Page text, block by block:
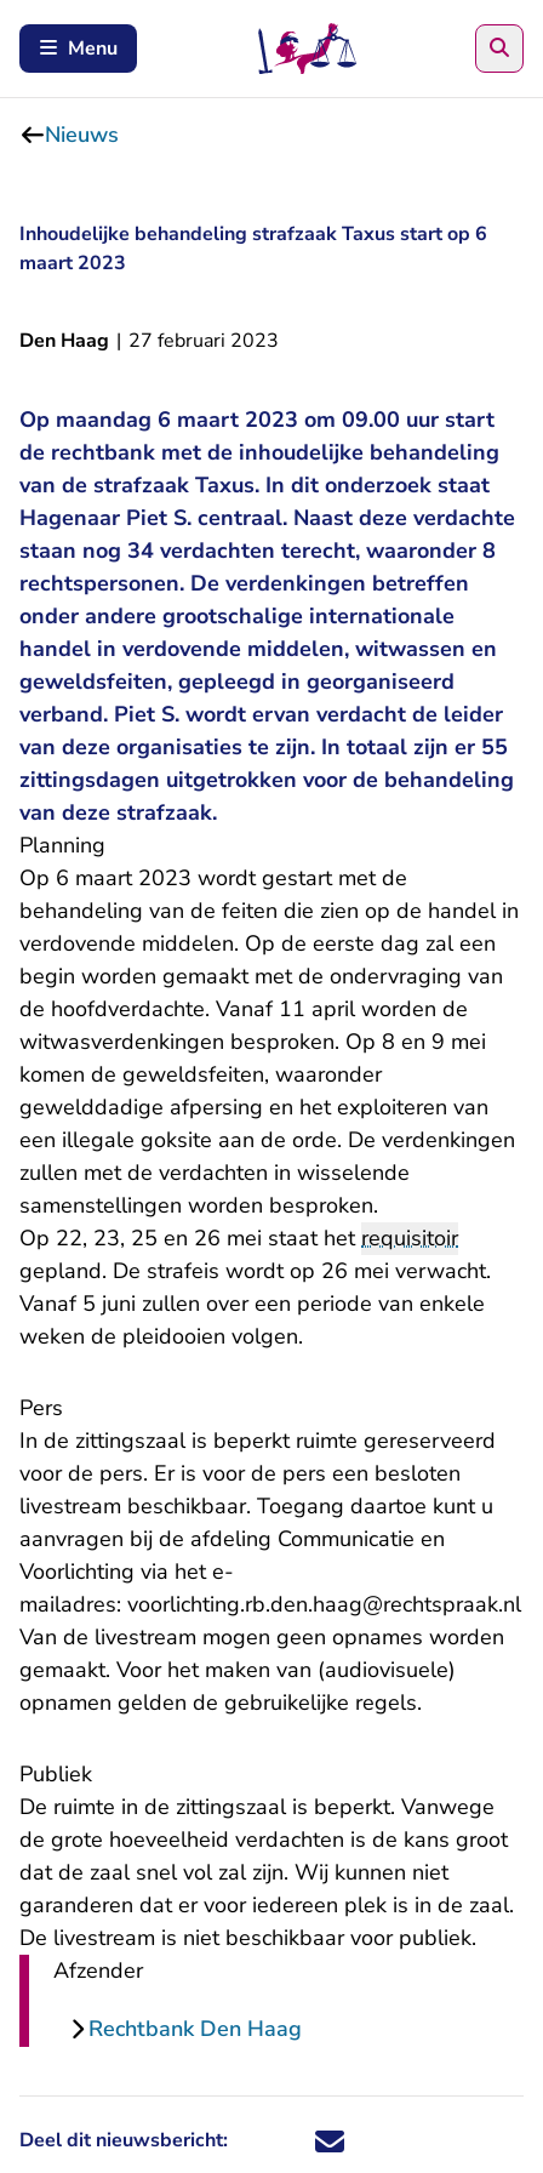
Menu
Nieuws
Inhoudelijke behandeling strafzaak Taxus start op 6
maart 2023
Den Haag | 27 februari 2023
Op maandag 6 maart 2023 om 09.00 uur start
de rechtbank met de inhoudelijke behandeling
van de strafzaak Taxus. In dit onderzoek staat
Hagenaar Piet S. centraal. Naast deze verdachte
staan nog 34 verdachten terecht, waaronder 8
rechtspersonen. De verdenkingen betreffen
onder andere grootschalige internationale
handel in verdovende middelen, witwassen en
geweldsfeiten, gepleegd in georganiseerd
verband. Piet S. wordt ervan verdacht de leider
van deze organisaties te zijn. In totaal zijn er 55
zittingsdagen uitgetrokken voor de behandeling
van deze strafzaak.
Planning
Op 6 maart 2023 wordt gestart met de
behandeling van de feiten die zien op de handel in
verdovende middelen. Op de eerste dag zal een
begin worden gemaakt met de ondervraging van
de hoofdverdachte. Vanaf 11 april worden de
witwasverdenkingen besproken. Op 8 en 9 mei
komen de geweldsfeiten, waaronder
gewelddadige afpersing en het exploiteren van
een illegale goksite aan de orde. De verdenkingen
zullen met de verdachten in wisselende
samenstellingen worden besproken.
Op 22, 23, 25 en 26 mei staat hetrequisitoir
gepland. De strafeis wordt op 26 mei verwacht.
Vanaf 5 juni zullen over een periode van enkele
weken de pleidooien volgen.
Pers
In de zittingszaal is beperkt ruimte gereserveerd
voor de pers. Er is voor de pers een besloten
livestream beschikbaar. Toegang daartoe kunt u
aanvragen bij de afdeling Communicatie en
Voorlichting via het e-
mailadres: voorlichting.rb.den.haag@rechtspraak.nl-
Van de livestream mogen geen opnames worden
gemaakt. Voor het maken van (audiovisuele)
opnamen gelden de gebruikelijke regels.
Publiek
De ruimte in de zittingszaal is beperkt. Vanwege
de grote hoeveelheid verdachten is de kans groot
dat de zaal snel vol zal zijn. Wij kunnen niet
garanderen dat er voor iedereen plek is in de zaal.
De livestream is niet beschikbaar voor publiek.
Afzender
Rechtbank Den Haag
Deel dit nieuwsbericht: Deel dit nieuwsbericht via X -
Deel dit nieuwsbericht via
Deel dit nieuwsbericht
Deel dit